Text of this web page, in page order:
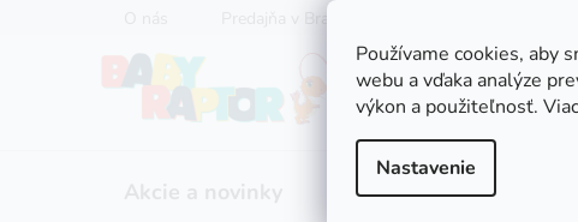
Používame cookies, aby
webu a vďaka analýze
výkon a použiteľnosť.
Nastavenie
Predajňa v Bratislave
Zľavy Kočíky